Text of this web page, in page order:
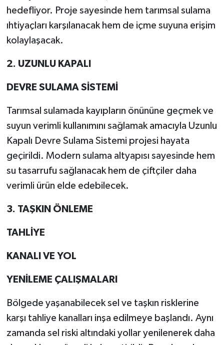
hedefliyor. Proje sayesinde hem tarımsal sulama
ıhtiyaçları karşılanacak hem de içme suyuna erişim
kolaylaşacak.
2. UZUNLU KAPALI
DEVRE SULAMA SİSTEMİ
Tarımsal sulamada kayıpların önününe geçmek ve
suyun verimli kullanımını sağlamak amacıyla Uzunlu
Kapalı Devre Sulama Sistemi projesi hayata
geçirildi. Modern sulama altyapısı sayesinde hem
su tasarrufu sağlanacak hem de çiftçiler daha
verimli ürün elde edebilecek.
3. TAŞKIN ÖNLEME
TAHLİYE
KANALI VE YOL
YENİLEME ÇALIŞMALARI
Bölgede yaşanabilecek sel ve taşkın risklerine
karşı tahliye kanalları inşa edilmeye başlandı. Aynı
zamanda sel riski altındaki yollar yenilenerek daha